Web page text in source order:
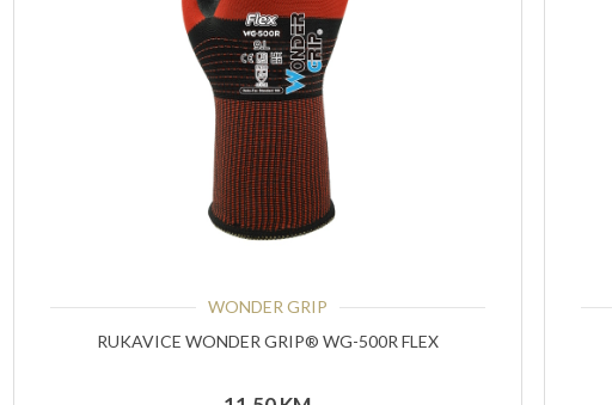
WONDER GRIP
RUKAVICE WONDER GRIP® WG-500R FLEX